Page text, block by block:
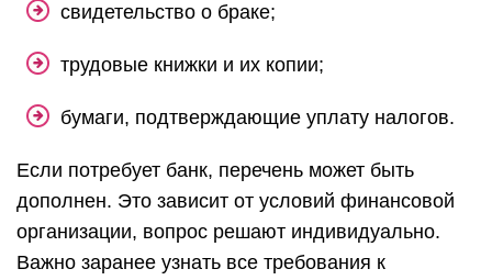
свидетельство о браке;
трудовые книжки и их копии;
бумаги, подтверждающие уплату налогов.
Если потребует банк, перечень может быть
дополнен. Это зависит от условий финансовой
организации, вопрос решают индивидуально.
Важно заранее узнать все требования к